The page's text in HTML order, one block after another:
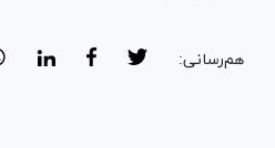
هم‌رسانی: